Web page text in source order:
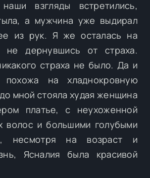
взгляды встретились,
а мужчина уже выдирал
из рук. Я же осталась на
не дернувшись от страха.
страха не было. Да и
на хладнокровную
мной стояла худая женщина
платье, с неухоженной
волос и большими голубыми
несмотря на возраст и
Ясналия была красивой